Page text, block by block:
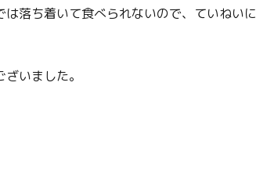
落ち着いて食べられないので、ていねいに
いました。